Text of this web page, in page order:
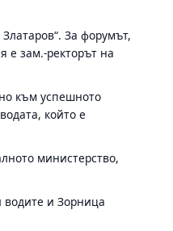
За форумът,
е зам.-ректорът на
към успешното
който е
министерство,
водите и Зорница